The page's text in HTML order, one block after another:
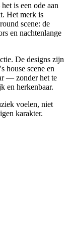
is een ode aan
Het merk is
scene: de
en nachtenlange
De designs zijn
house scene en
— zonder het te
en herkenbaar.
voelen, niet
karakter.